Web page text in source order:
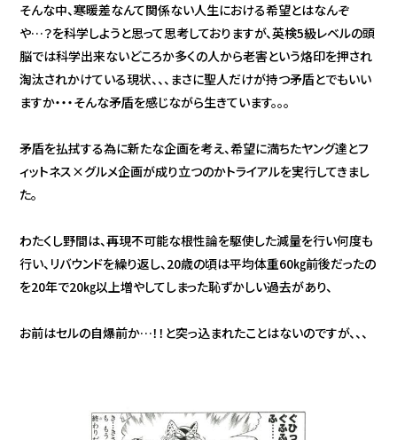
そんな中、寒暖差なんて関係ない人生における希望とはなんぞ
や…？を科学しようと思って思考しておりますが、英検5級レベルの頭
脳では科学出来ないどころか多くの人から老害という烙印を押され
淘汰されかけている現状、、、まさに聖人だけが持つ矛盾とでもいい
ますか・・・そんな矛盾を感じながら生きています。。。
矛盾を払拭する為に新たな企画を考え、希望に満ちたヤング達とフ
ィットネス×グルメ企画が成り立つのかトライアルを実行してきまし
た。
わたくし野間は、再現不可能な根性論を駆使した減量を行い何度も
行い、リバウンドを繰り返し、20歳の頃は平均体重60㎏前後だったの
を20年で20㎏以上増やしてしまった恥ずかしい過去があり、
お前はセルの自爆前か…！！と突っ込まれたことはないのですが、、、